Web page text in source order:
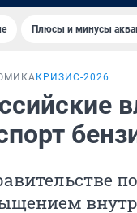
Плюсы и минусы
КРИЗИС-2026